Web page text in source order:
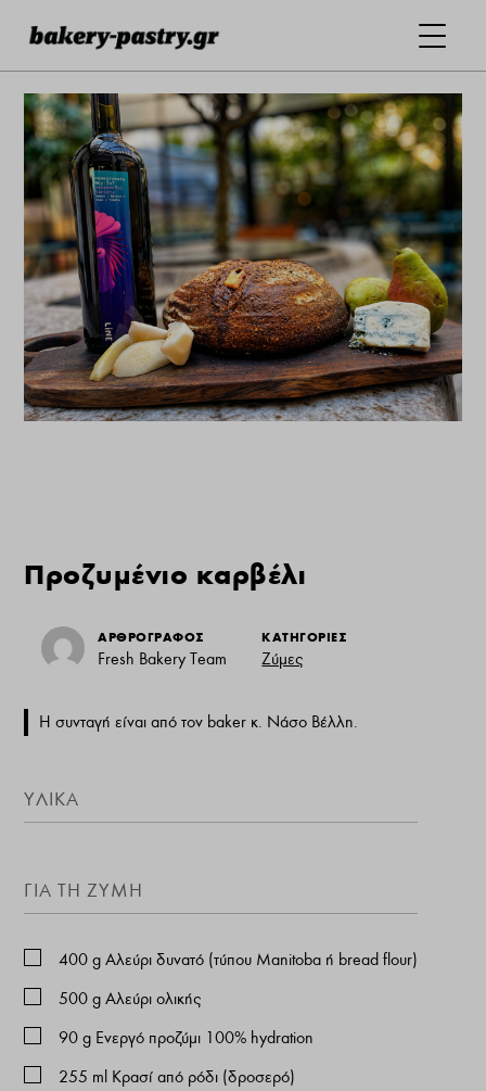
Προζυμένιο καρβέλι
ΑΡΘΡΟΓΡΑΦΟΣ
Fresh Bakery Team
ΚΑΤΗΓΟΡΙΕΣ
Ζύμες
H συνταγή είναι από τον baker κ. Nάσο Βέλλη.
YΛΙΚΑ
ΓΙΑ ΤΗ ΖΥΜΗ
400 g Αλεύρι δυνατό (τύπου Manitoba ή bread flour)
500 g Αλεύρι ολικής
90 g Ενεργό προζύμι 100% hydration
255 ml Κρασί από ρόδι (δροσερό)